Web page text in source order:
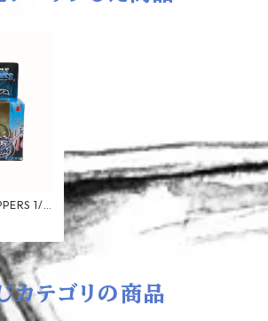
1/1
カテゴリの商品